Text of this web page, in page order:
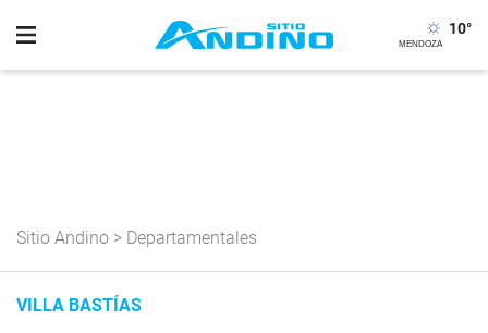
10°
Sitio Andino > Departamentales
VILLA BASTÍAS